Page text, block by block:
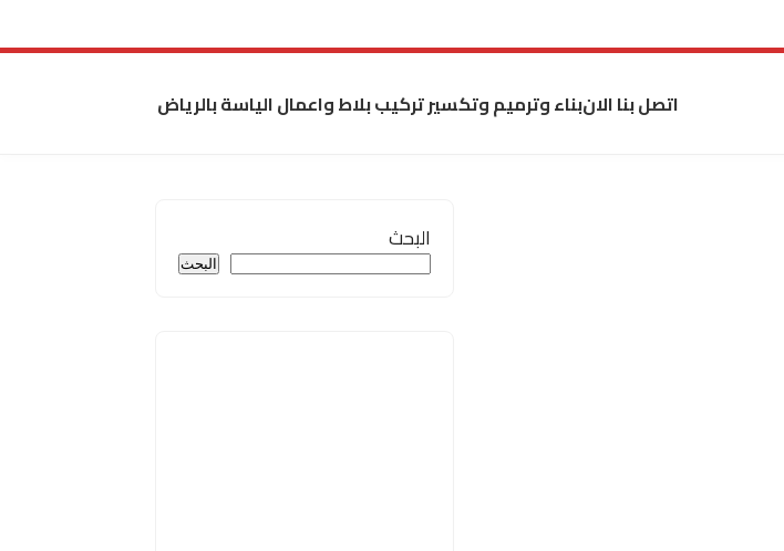
اتصل بنا الانبناء وترميم وتكسير تركيب بلاط واعمال الياسة بالرياض
البحث
البحث